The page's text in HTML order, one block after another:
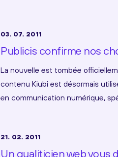
03. 07. 2011
Publicis confirme nos
La nouvelle est tombée
contenu Kiubi est désormais
en communication numérique,
21. 02. 2011
Un qualiticien web vous